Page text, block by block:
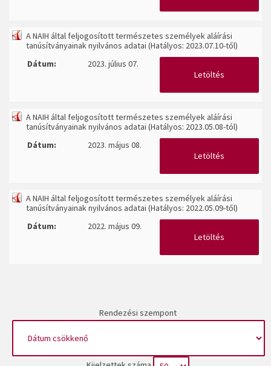
A NAIH által feljogosított természetes személyek aláírási
tanúsítványainak nyilvános adatai (Hatályos: 2023.07.10-től)
Dátum:
2023. július 07.
Letöltés
A NAIH által feljogosított természetes személyek aláírási
tanúsítványainak nyilvános adatai (Hatályos: 2023.05.08-tól)
Dátum:
2023. május 08.
Letöltés
A NAIH által feljogosított természetes személyek aláírási
tanúsítványainak nyilvános adatai (Hatályos: 2022.05.09-től)
Dátum:
2022. május 09.
Letöltés
Rendezési szempont